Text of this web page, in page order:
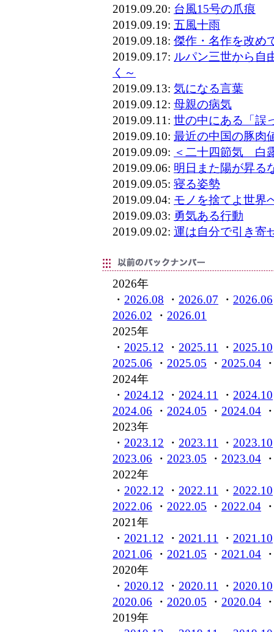
2019.09.20: 台風15号の爪痕
2019.09.19: 五風十雨
2019.09.18: 傑作・名作を改め
2019.09.17: ルパン三世から自
く～
2019.09.13: 気になる言葉
2019.09.12: 母親の病気
2019.09.11: 世の中にある「誤
2019.09.10: 最近の中国の豚肉
2019.09.09: ＜二十四節気 白
2019.09.06: 明日また陽が昇る
2019.09.05: 寝る姿勢
2019.09.04: モノを捨てよ世界
2019.09.03: 勇気ある行動
2019.09.02: 運は自分で引き寄
2026年
・ 2026.08 ・ 2026.07 ・ 2026.06
2026.02 ・ 2026.01
2025年
・ 2025.12 ・ 2025.11 ・ 2025.10
2025.06 ・ 2025.05 ・ 2025.04
2024年
・ 2024.12 ・ 2024.11 ・ 2024.10
2024.06 ・ 2024.05 ・ 2024.04
2023年
・ 2023.12 ・ 2023.11 ・ 2023.10
2023.06 ・ 2023.05 ・ 2023.04
2022年
・ 2022.12 ・ 2022.11 ・ 2022.10
2022.06 ・ 2022.05 ・ 2022.04
2021年
・ 2021.12 ・ 2021.11 ・ 2021.10
2021.06 ・ 2021.05 ・ 2021.04
2020年
・ 2020.12 ・ 2020.11 ・ 2020.10
2020.06 ・ 2020.05 ・ 2020.04
2019年